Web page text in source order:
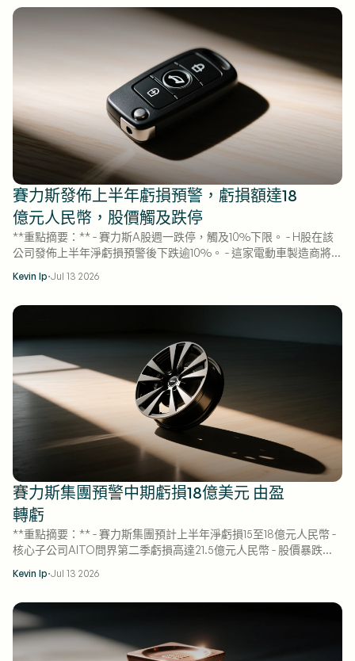
賽力斯發佈上半年虧損預警，虧損額達18
億元人民幣，股價觸及跌停
**重點摘要：** - 賽力斯A股週一跌停，觸及10%下限。 - H股在該
公司發佈上半年淨虧損預警後下跌逾10%。 - 這家電動車製造商將原
Kevin Ip·Jul 13 2026
賽力斯集團預警中期虧損18億美元 由盈
轉虧
**重點摘要：** - 賽力斯集團預計上半年淨虧損15至18億元人民幣 -
核心子公司AITO問界第二季虧損高達21.5億元人民幣 - 股價暴跌
Kevin Ip·Jul 13 2026